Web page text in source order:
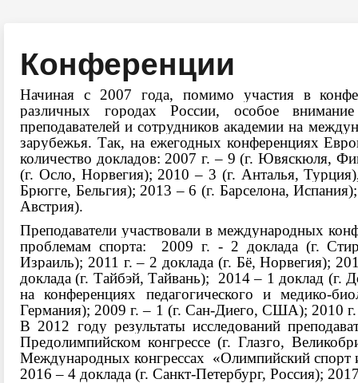
Конференции
Начиная с 2007 года, помимо участия в
различных городах России, особое внимание
преподавателей и сотрудников академии на
зарубежья. Так, на ежегодных конференциях
количество докладов: 2007 г. – 9 (г. Ювяскюля,
(г. Осло, Норвегия); 2010 – 3 (г. Анталья,
Брюгге, Бельгия); 2013 – 6 (г. Барселона,
Австрия).
Преподаватели участвовали в международных
проблемам спорта: 2009 г. - 2 доклада (г.
Израиль); 2011 г. – 2 доклада (г. Бё, Норвегия);
доклада (г. Тайбэй, Тайвань); 2014 – 1 доклад (г.
на конференциях педагогического и медико-
Германия); 2009 г. – 1 (г. Сан-Диего, США);
В 2012 году результаты исследований
Предолимпийском конгрессе (г. Глазго,
Международных конгрессах «Олимпийский спорт
2016 – 4 доклада (г. Санкт-Петербург, Россия);